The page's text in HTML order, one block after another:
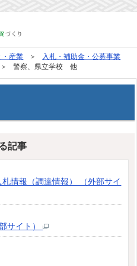
・産業
入札・補助金・公募事業
警察、県立学校 他
記事
情報（調達情報） （外部サイ
サイト）